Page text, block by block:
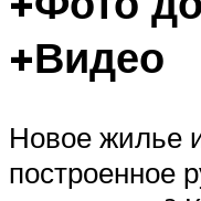
+Видео
Новое жилье
построенное